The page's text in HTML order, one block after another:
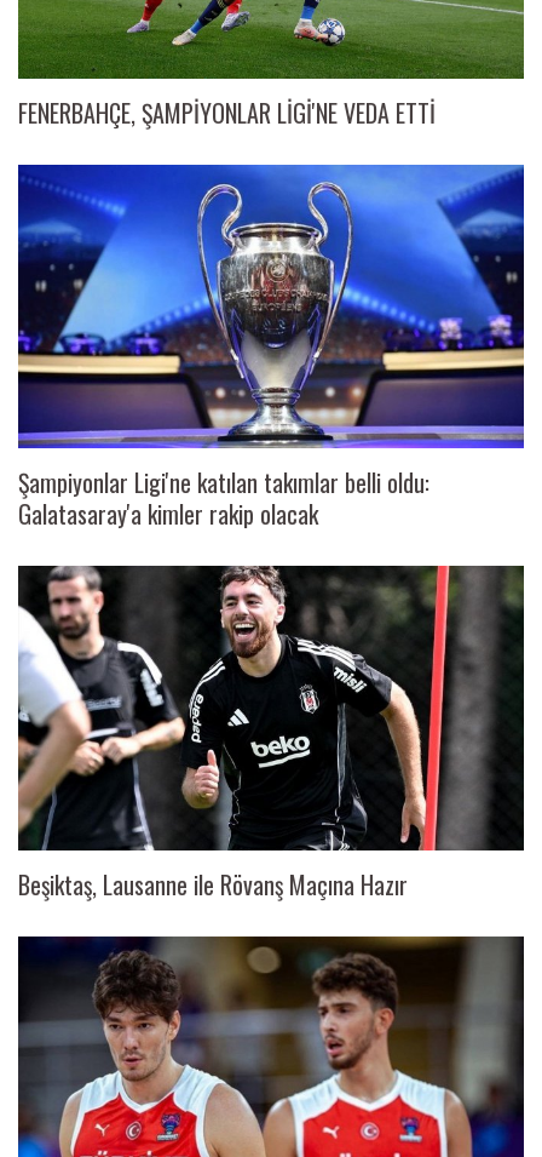
FENERBAHÇE, ŞAMPİYONLAR LİGİ'NE VEDA ETTİ
Şampiyonlar Ligi'ne katılan takımlar belli oldu:
Galatasaray'a kimler rakip olacak
Beşiktaş, Lausanne ile Rövanş Maçına Hazır